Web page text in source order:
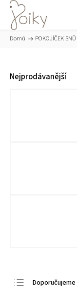
Domů / POKOJÍČEK SNŮ
Nejprodávanější
Doporučujeme